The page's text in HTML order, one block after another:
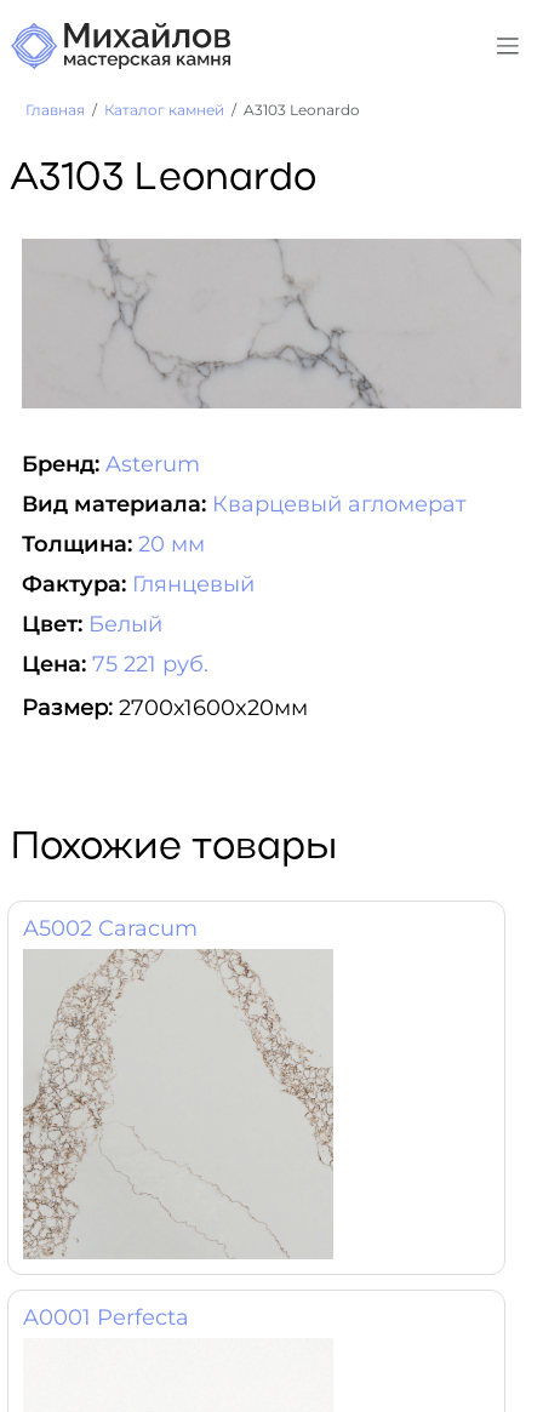
Главная Каталог камней A3103 Leonardo
A3103 Leonardo
Бренд: Asterum
Вид материала: Кварцевый агломерат
Толщина: 20 мм
Фактура: Глянцевый
Цвет: Белый
Цена: 75 221 руб.
Размер: 2700х1600x20мм
Похожие товары
A5002 Caracum
A0001 Perfecta